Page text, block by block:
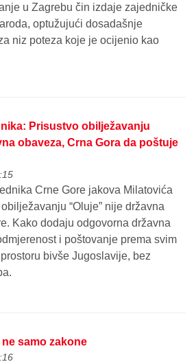
u Zagrebu čin izdaje zajedničke
optužujući dosadašnje
niz poteza koje je ocijenio kao
Prisustvo obilježavanju
obaveza, Crna Gora da poštuje
Crne Gore jakova Milatovića
“Oluje” nije državna
Kako dodaju odgovorna državna
i poštovanje prema svim
bivše Jugoslavije, bez
samo zakone